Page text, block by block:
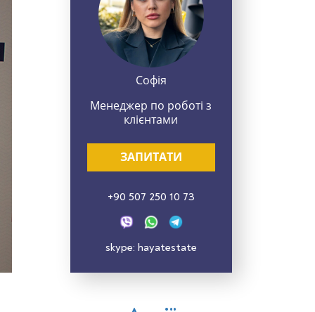
Софія
Менеджер по роботі з
клієнтами
ЗАПИТАТИ
+90 507 250 10 73
skype: hayatestate